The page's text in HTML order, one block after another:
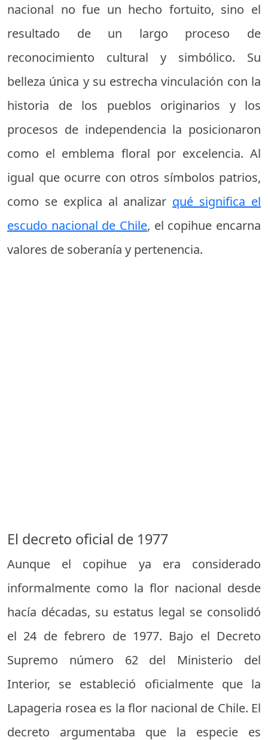
nacional no fue un hecho fortuito, sino el
resultado de un largo proceso de
reconocimiento cultural y simbólico. Su
belleza única y su estrecha vinculación con la
historia de los pueblos originarios y los
procesos de independencia la posicionaron
como el emblema floral por excelencia. Al
igual que ocurre con otros símbolos patrios,
como se explica al analizar qué significa el
escudo nacional de Chile, el copihue encarna
valores de soberanía y pertenencia.
El decreto oficial de 1977
Aunque el copihue ya era considerado
informalmente como la flor nacional desde
hacía décadas, su estatus legal se consolidó
el 24 de febrero de 1977. Bajo el Decreto
Supremo número 62 del Ministerio del
Interior, se estableció oficialmente que la
Lapageria rosea es la flor nacional de Chile. El
decreto argumentaba que la especie es